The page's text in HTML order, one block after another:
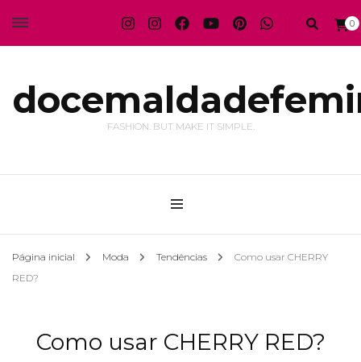
0
FASHION. BUT MAKE IT SIMPLE.
Página inicial Moda Tendências
Como usar CHERRY
RED?
Como usar CHERRY RED?